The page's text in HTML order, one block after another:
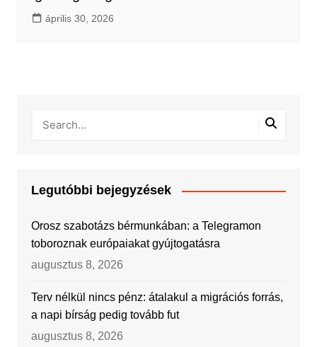
április 30, 2026
Legutóbbi bejegyzések
Orosz szabotázs bérmunkában: a Telegramon
toboroznak európaiakat gyújtogatásra
augusztus 8, 2026
Terv nélkül nincs pénz: átalakul a migrációs forrás,
a napi bírság pedig tovább fut
augusztus 8, 2026